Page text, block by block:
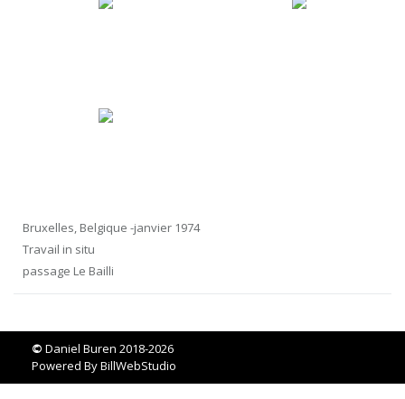
Bruxelles, Belgique -janvier 1974
Travail in situ
passage Le Bailli
© Daniel Buren 2018-2026
Powered ByBillWebStudio